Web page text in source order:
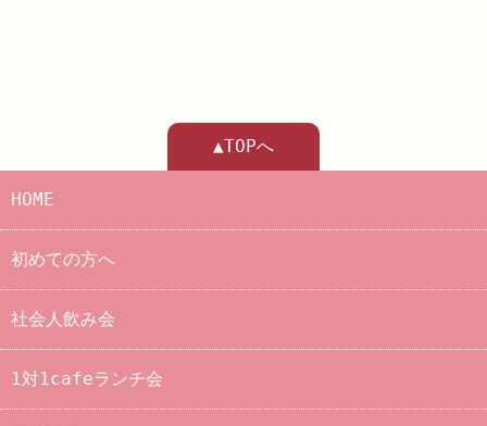
▲TOPへ
HOME
初めての方へ
社会人飲み会
1対1cafeランチ会